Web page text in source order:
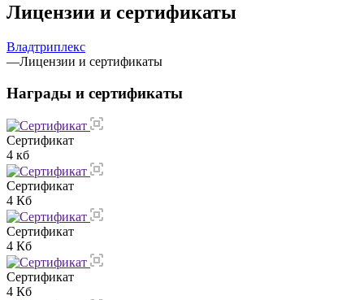
Лицензии и сертификаты
Владтриплекс
—Лицензии и сертификаты
Награды и сертификаты
Сертификат
4 кб
Сертификат
4 Кб
Сертификат
4 Кб
Сертификат
4 Кб